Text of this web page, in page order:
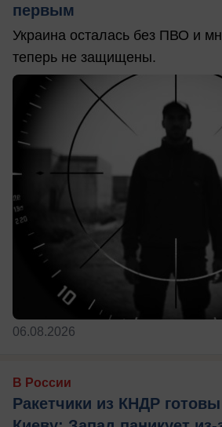
первым
Украина осталась без ПВО и
теперь не защищены.
06.08.2026
В России
Ракетчики из КНДР